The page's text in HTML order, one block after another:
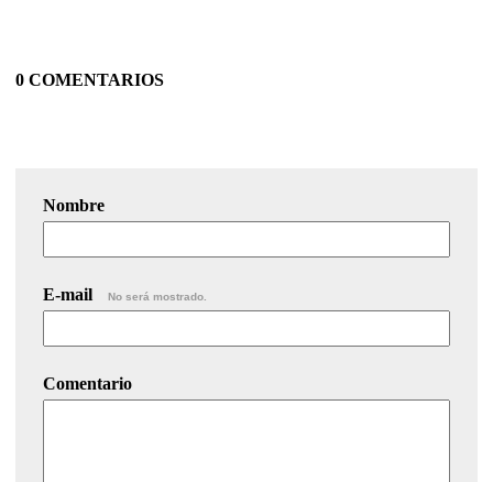
0 COMENTARIOS
Nombre
E-mail No será mostrado.
Comentario